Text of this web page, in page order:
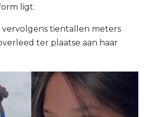
ligt.
vervolgens tientallen meters
ter plaatse aan haar